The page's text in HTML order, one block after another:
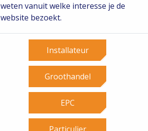
weten vanuit welke interesse je de
website bezoekt.
Installateur
Groothandel
EPC